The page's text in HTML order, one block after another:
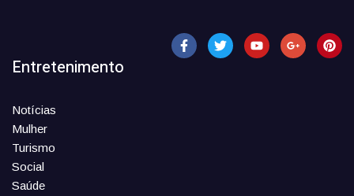
Entretenimento
Notícias
Mulher
Turismo
Social
Saúde